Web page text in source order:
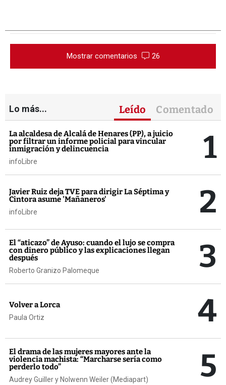
Mostrar comentarios 26
Lo más... Leído Comentado
La alcaldesa de Alcalá de Henares (PP), a juicio
por filtrar un informe policial para vincular
inmigración y delincuencia
infoLibre 1
Javier Ruiz deja TVE para dirigir La Séptima y
Cintora asume 'Mañaneros'
infoLibre 2
El “aticazo” de Ayuso: cuando el lujo se compra
con dinero público y las explicaciones llegan
después
Roberto Granizo Palomeque 3
Volver a Lorca
Paula Ortiz 4
El drama de las mujeres mayores ante la
violencia machista: “Marcharse sería como
perderlo todo”
Audrey Guiller y Nolwenn Weiler (Mediapart) 5